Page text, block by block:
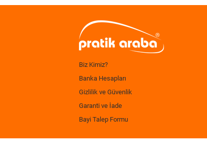
Biz Kimiz?
Banka Hesapları
Gizlilik ve Güvenlik
Garanti ve İade
Bayi Talep Formu